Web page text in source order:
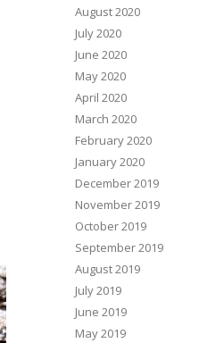
August 2020
July 2020
June 2020
May 2020
April 2020
March 2020
February 2020
January 2020
December 2019
November 2019
October 2019
September 2019
August 2019
July 2019
June 2019
May 2019